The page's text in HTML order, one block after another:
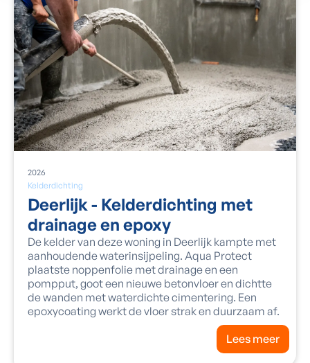
Kelderdichting
2026
Deerlijk - Kelderdichting met
drainage en epoxy
De kelder van deze woning in Deerlijk kampte met
aanhoudende waterinsijpeling. Aqua Protect
plaatste noppenfolie met drainage en een
pompput, goot een nieuwe betonvloer en dichtte
de wanden met waterdichte cimentering. Een
epoxycoating werkt de vloer strak en duurzaam af.
Lees meer